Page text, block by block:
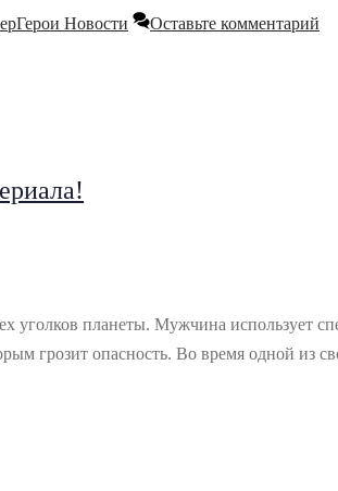
Новости Оставьте комментарий
уголков планеты. Мужчина использует
грозит опасность. Во время одной из